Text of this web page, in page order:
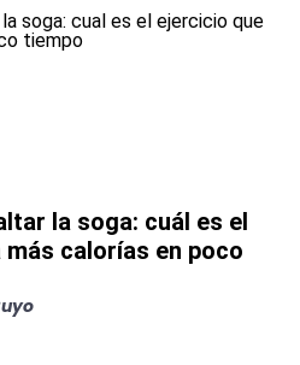
la soga: cuál es el
calorías en poco